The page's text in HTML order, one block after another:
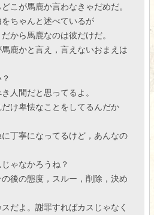
こが馬鹿か言わなきゃだめだ。
ちゃんと述べているが
から馬鹿なのは彼だけだ。
馬鹿かと言え，言えないおまえは
人間だと思ってるよ。
け卑怯なことをしてるんだか
丁寧になってるけど，あんなの
ゃなかろうね？
後の態度，スルー，削除，決め
だよ。謝罪すればカスじゃなく